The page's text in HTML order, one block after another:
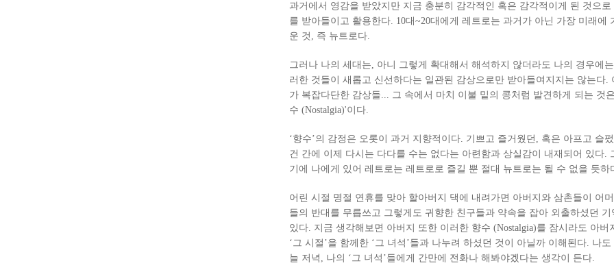
과거에서 영감을 받았지만 지금 충분히 감각적인 혹은 감각적이게 된 것으로
를 받아들이고 활용한다. 10대~20대에게 레트로는 과거가 아닌 가장 미래에
운 것, 즉 뉴트로다.
그러나 나의 세대는, 아니 그렇게 확대해서 해석하지 않더라도 나의 경우에는
러한 것들이 새롭고 신선하다는 일관된 감상으로만 받아들여지지는 않는다.
가 복잡다단한 감상들... 그 속에서 마치 이불 밑의 콩처럼 발견하게 되는 것
수 (Nostalgia)'이다.
‘향수’의 감정은 오롯이 과거 지향적이다. 기쁘고 즐거웠던, 혹은 아프고 슬
건 간에 이제 다시는 다다를 수는 없다는 아련함과 상실감이 내재되어 있다.
기에 나에게 있어 레트로는 레트로로 즐길 뿐 절대 뉴트로는 될 수 없을 듯하
어린 시절 명절 연휴를 맞아 할아버지 댁에 내려가면 아버지와 삼촌들이 어머
들의 반대를 무릅쓰고 그렇게도 귀향한 친구들과 약속을 잡아 외출하셨던 기
있다. 지금 생각해보면 아버지 또한 이러한 향수 (Nostalgia)를 잠시라도 아버
‘그 시절’을 함께한 ‘그 녀석’들과 나누려 하셨던 것이 아닐까 이해된다. 나도
늘 저녁, 나의 ‘그 녀석’들에게 간만에 전화나 해봐야겠다는 생각이 든다.